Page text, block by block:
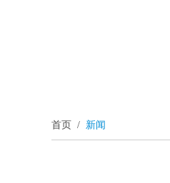
首页 / 新闻